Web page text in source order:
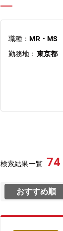
職種：MR・MS
勤務地： 東京都
検索結果一覧 74
おすすめ順